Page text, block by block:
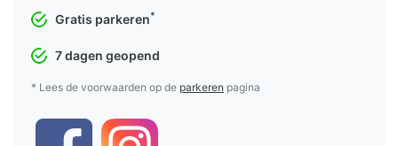
Gratis parkeren*
7 dagen geopend
* Lees de voorwaarden op de parkeren pagina